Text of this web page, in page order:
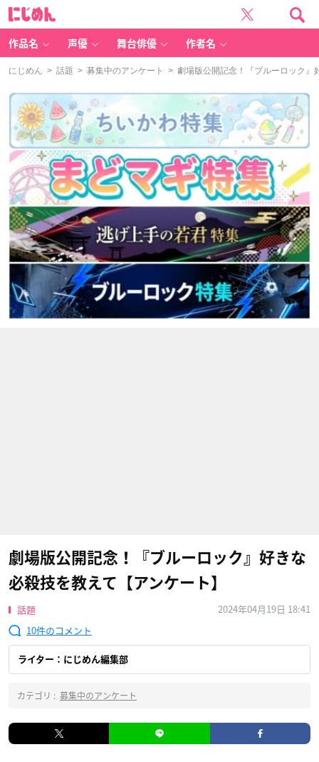
作品名 声優 舞台俳優 作者名
にじめん > 話題 > 募集中のアンケート > 劇場版公開記念！『ブルーロック』
劇場版公開記念！『ブルーロック』好きな
必殺技を教えて【アンケート】
話題
2024年04月19日 18:41
10
ライター：にじめん編集部
カテゴリ : 募集中のアンケート